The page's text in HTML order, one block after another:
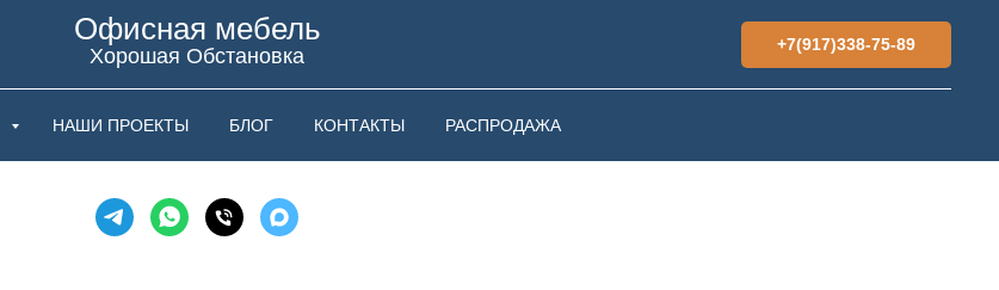
Офисная мебель
Хорошая Обстановка +7(917)338-75-89
НАШИ ПРОЕКТЫ БЛОГ КОНТАКТЫ РАСПРОДАЖА